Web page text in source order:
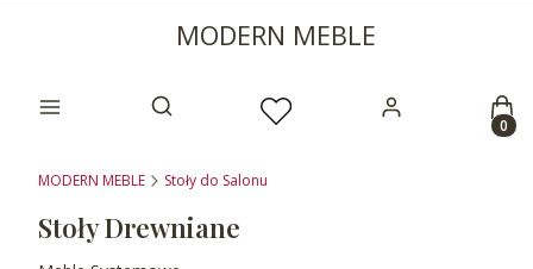
MODERN MEBLE
Otwórz wyszukiwarkę
MODERN MEBLE Stoły do Salonu
Stoły Drewniane